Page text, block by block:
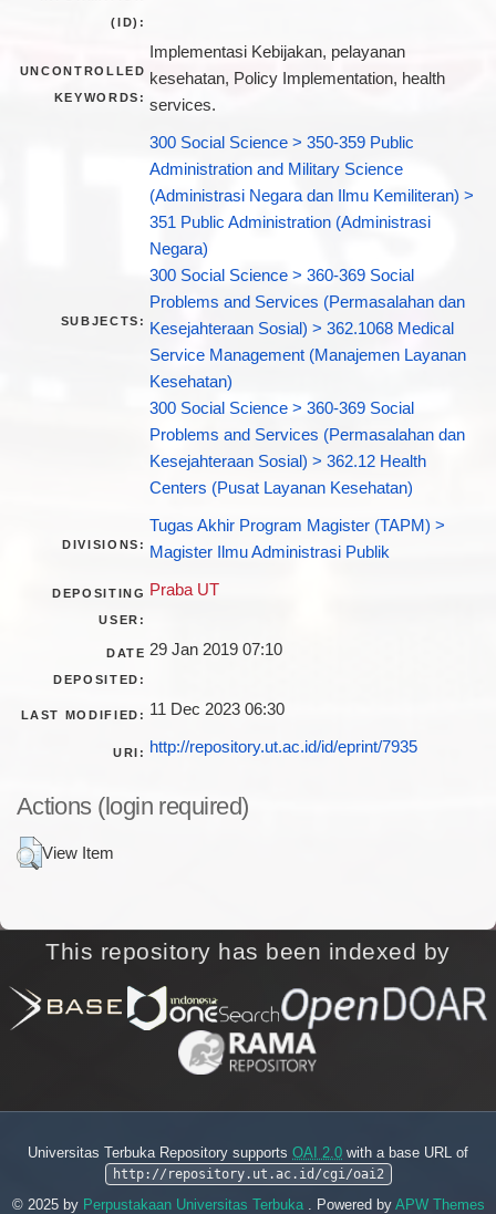
(ID):
UNCONTROLLED
KEYWORDS:
Implementasi Kebijakan, pelayanan
kesehatan, Policy Implementation, health
services.
SUBJECTS:
300 Social Science > 350-359 Public
Administration and Military Science
(Administrasi Negara dan Ilmu Kemiliteran) >
351 Public Administration (Administrasi
Negara)
300 Social Science > 360-369 Social
Problems and Services (Permasalahan dan
Kesejahteraan Sosial) > 362.1068 Medical
Service Management (Manajemen Layanan
Kesehatan)
300 Social Science > 360-369 Social
Problems and Services (Permasalahan dan
Kesejahteraan Sosial) > 362.12 Health
Centers (Pusat Layanan Kesehatan)
DIVISIONS:
Tugas Akhir Program Magister (TAPM) >
Magister Ilmu Administrasi Publik
DEPOSITING
USER:
Praba UT
DATE
DEPOSITED:
29 Jan 2019 07:10
LAST MODIFIED: 11 Dec 2023 06:30
URI: http://repository.ut.ac.id/id/eprint/7935
Actions (login required)
View Item
This repository has been indexed by
Universitas Terbuka Repository supports OAI 2.0 with a base URL of
http://repository.ut.ac.id/cgi/oai2
© 2025 by Perpustakaan Universitas Terbuka . Powered by APW Themes